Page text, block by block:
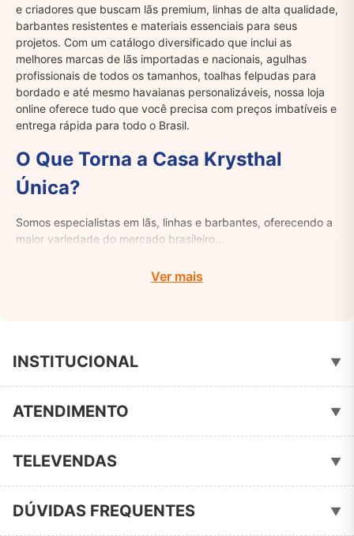
e criadores que buscam lãs premium, linhas de alta qualidade,
barbantes resistentes e materiais essenciais para seus
projetos. Com um catálogo diversificado que inclui as
melhores marcas de lãs importadas e nacionais, agulhas
profissionais de todos os tamanhos, toalhas felpudas para
bordado e até mesmo havaianas personalizáveis, nossa loja
online oferece tudo que você precisa com preços imbatíveis e
entrega rápida para todo o Brasil.
O Que Torna a Casa Krysthal
Única?
Somos especialistas em lãs, linhas e barbantes, oferecendo a
maior variedade do mercado brasileiro...
Ver mais
INSTITUCIONAL ▼
Quem Somos
Política de Privacidade
ATENDIMENTO ▼
Fale Conosco
TELEVENDAS ▼
📞 51-3461-3051
DÚVIDAS FREQUENTES ▼